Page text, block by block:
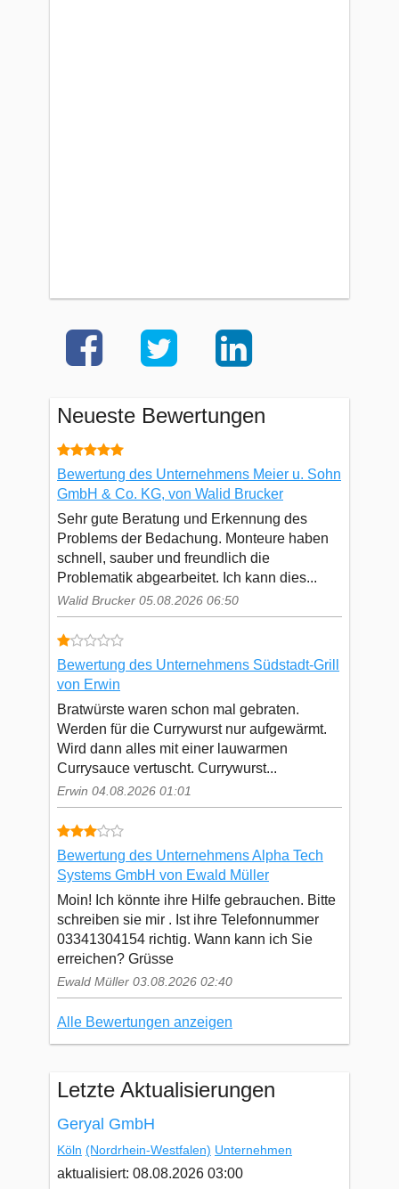
Neueste Bewertungen
Bewertung des Unternehmens Meier u. Sohn
GmbH & Co. KG, von Walid Brucker
Sehr gute Beratung und Erkennung des
Problems der Bedachung. Monteure haben
schnell, sauber und freundlich die
Problematik abgearbeitet. Ich kann dies...
Walid Brucker 05.08.2026 06:50
Bewertung des Unternehmens Südstadt-Grill
von Erwin
Bratwürste waren schon mal gebraten.
Werden für die Currywurst nur aufgewärmt.
Wird dann alles mit einer lauwarmen
Currysauce vertuscht. Currywurst...
Erwin 04.08.2026 01:01
Bewertung des Unternehmens Alpha Tech
Systems GmbH von Ewald Müller
Moin! Ich könnte ihre Hilfe gebrauchen. Bitte
schreiben sie mir . Ist ihre Telefonnummer
03341304154 richtig. Wann kann ich Sie
erreichen? Grüsse
Ewald Müller 03.08.2026 02:40
Alle Bewertungen anzeigen
Letzte Aktualisierungen
Geryal GmbH
Köln (Nordrhein-Westfalen) Unternehmen
aktualisiert: 08.08.2026 03:00